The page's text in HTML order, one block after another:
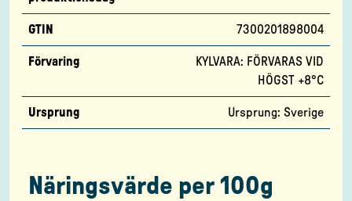
GTIN 7300201898004
Förvaring
KYLVARA: FÖRVARAS VID
HÖGST +8°C
Ursprung Ursprung: Sverige
Näringsvärde per 100g